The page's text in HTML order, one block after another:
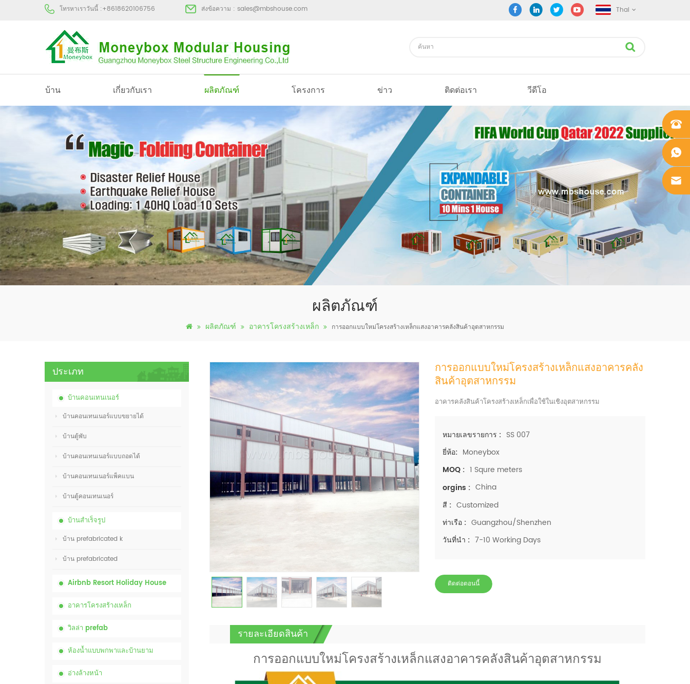
โทรหาเราวันนี้ :+8618620106756 ส่งข้อความ : sales@mbshouse.com Thai
บ้าน เกี่ยวกับเรา ผลิตภัณฑ์ โครงการ ข่าว ติดต่อเรา วีดีโอ
ผลิตภัณฑ์
ผลิตภัณฑ์ อาคารโครงสร้างเหล็ก การออกแบบใหม่โครงสร้างเหล็กแสงอาคารคลังสินค้าอุตสาหกรรม
ประเภท
บ้านคอนเทนเนอร์
บ้านคอนเทนเนอร์แบบขยายได้
บ้านตู้พับ
บ้านคอนเทนเนอร์แบบถอดได้
บ้านคอนเทนเนอร์แพ็คแบน
บ้านตู้คอนเทนเนอร์
บ้านสำเร็จรูป
บ้าน prefabricated k
บ้าน prefabricated
Airbnb Resort Holiday House
อาคารโครงสร้างเหล็ก
วิลล่า prefab
ห้องน้ำแบบพกพาและบ้านยาม
อ่างล้างหน้า
การออกแบบใหม่โครงสร้างเหล็กแสงอาคารคลัง
สินค้าอุตสาหกรรม
อาคารคลังสินค้าโครงสร้างเหล็กเพื่อใช้ในเชิงอุตสาหกรรม
หมายเลขรายการ : SS 007
ยี่ห้อ: Moneybox
MOQ : 1 Squre meters
orgins : China
สี : Customized
ท่าเรือ : Guangzhou/Shenzhen
วันที่นำ : 7-10 Working Days
ติดต่อตอนนี้
รายละเอียดสินค้า
การออกแบบใหม่โครงสร้างเหล็กแสงอาคารคลังสินค้าอุตสาหกรรม
+861862
0106756
+861862
mbshou